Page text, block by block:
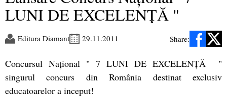
LUNI DE EXCELENŢĂ "
Editura Diamant 29.11.2011 Share:
Concursul Naţional " 7 LUNI DE EXCELENŢĂ "
singurul concurs din România destinat exclusiv
educatoarelor a inceput!